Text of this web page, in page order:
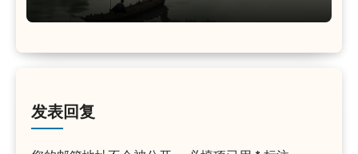
发表回复